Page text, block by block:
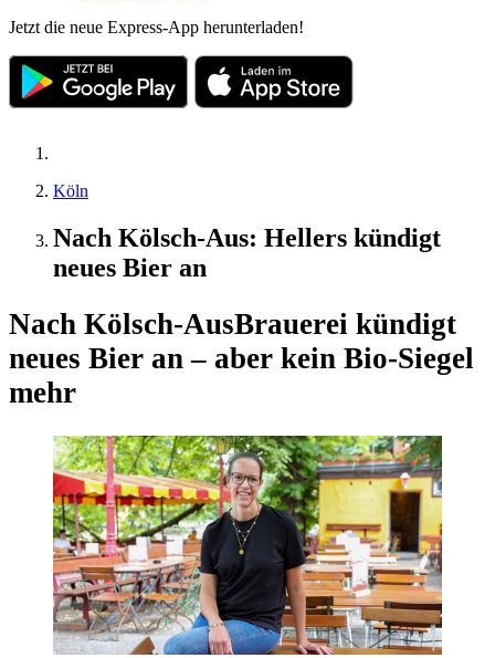
Jetzt die neue Express-App herunterladen!
Köln
Nach Kölsch-Aus: Hellers kündigt
neues Bier an
Nach Kölsch-AusBrauerei kündigt
neues Bier an – aber kein Bio-Siegel
mehr